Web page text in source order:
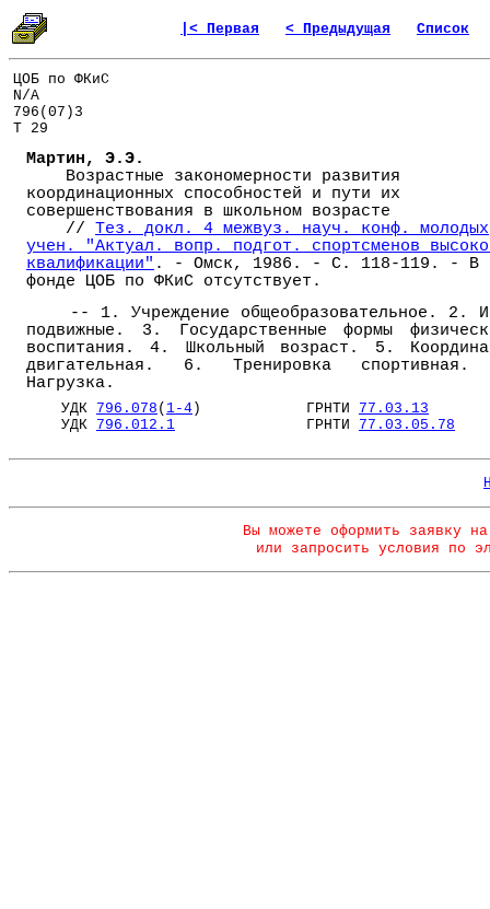
|< Первая < Предыдущая Список
ЦОБ по ФКиС
N/A
796(07)3
Т 29
Мартин, Э.Э.
Возрастные закономерности развития
координационных способностей и пути их
совершенствования в школьном возрасте
// Тез. докл. 4 межвуз. науч. конф. молодых
учен. "Актуал. вопр. подгот. спортсменов
квалификации" . - Омск, 1986. - С. 118-119. - В
фонде ЦОБ по ФКиС отсутствует.
-- 1. Учреждение общеобразовательное. 2.
подвижные. 3. Государственные формы
воспитания. 4. Школьный возраст. 5.
двигательная. 6. Тренировка
Нагрузка.
УДК 796.078 ( 1-4 ) ГРНТИ 77.03.13
УДК 796.012.1 ГРНТИ 77.03.05.78
Вы можете оформить заявку
или запросить условия по